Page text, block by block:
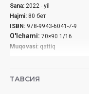
Sana: 2022 - yil
Hajmi: 80 бет
ISBN: 978-9943-6041-7-9
O'lchami: 70×90 1/16
Muqovasi: qattiq
ТАВСИЯ